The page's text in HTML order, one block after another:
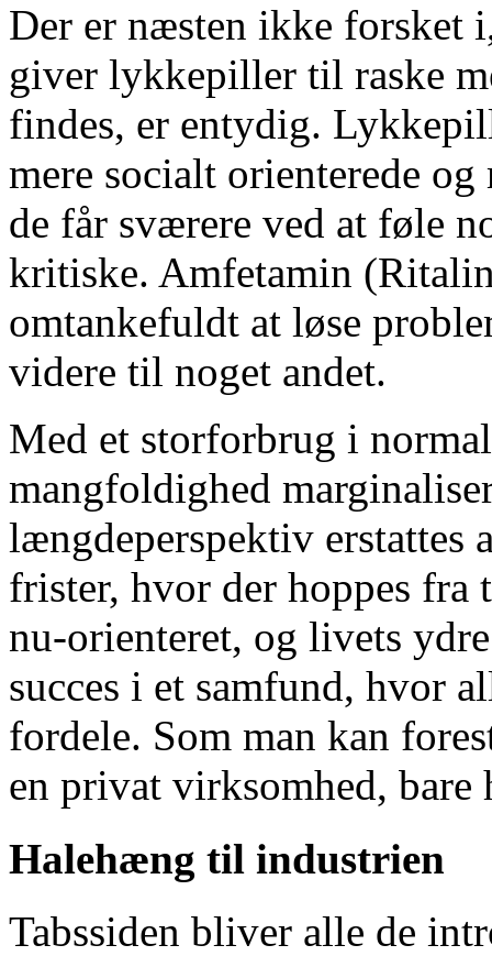
Der er næsten ikke forsket
giver lykkepiller til raske
findes, er entydig.
mere socialt orienterede og
de får sværere ved at føle
kritiske. Amfetamin
omtankefuldt at løse
videre til noget andet.
Med et storforbrug i
mangfoldighed
længdeperspektiv erstattes
frister, hvor der hoppes
nu-orienteret, og livets
succes i et samfund, hvor
fordele. Som man kan
en privat virksomhed, bare
Halehæng til industrien
Tabssiden bliver alle de